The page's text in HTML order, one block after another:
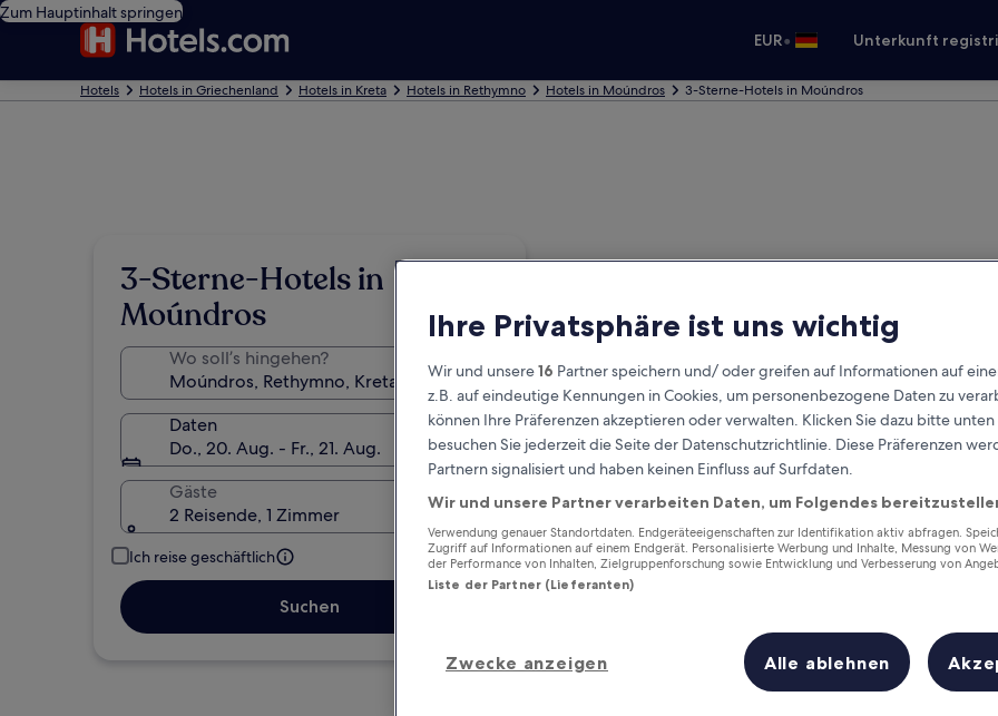
Zum Hauptinhalt springen
EUR• Unterkunft
Hotels Hotels in Griechenland Hotels in Kreta Hotels in Rethymno Hotels in Moúndros 3-Sterne-Hotels in Moúndros
3-Sterne-Hotels in
Moúndros
Wo soll’s hingehen?
Daten
Do., 20. Aug. - Fr., 21. Aug.
Gäste
2 Reisende, 1 Zimmer
Ich reise geschäftlich
Suchen
Ihre Privatsphäre ist uns wichtig
Wir und unsere16 Partner speichern und/ oder greifen auf Informationen auf
z.B. auf eindeutige Kennungen in Cookies, um personenbezogene Daten zu
können Ihre Präferenzen akzeptieren oder verwalten. Klicken Sie dazu bitte
besuchen Sie jederzeit die Seite der Datenschutzrichtlinie. Diese Präferenzen
Partnern signalisiert und haben keinen Einfluss auf Surfdaten.
Wir und unsere Partner verarbeiten Daten, um Folgendes
Verwendung genauer Standortdaten. Endgeräteeigenschaften zur Identifikation aktiv abfragen.
Zugriff auf Informationen auf einem Endgerät. Personalisierte Werbung und Inhalte, Messung von
der Performance von Inhalten, Zielgruppenforschung sowie Entwicklung und Verbesserung von
Liste der Partner (Lieferanten)
Zwecke anzeigen Alle ablehnen